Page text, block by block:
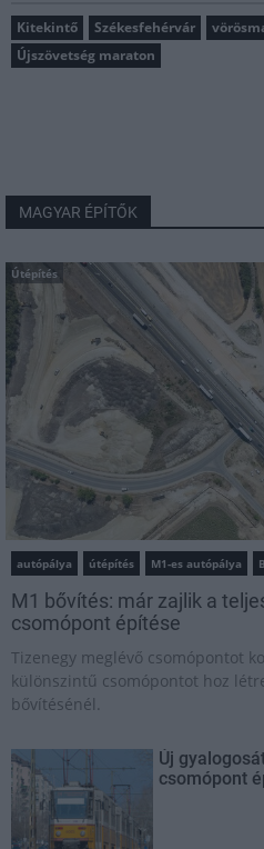
Kitekintő Székesfehérvár
Újszövetség maraton
MAGYAR ÉPÍTŐK
Útépítés
autópálya útépítés M1-es autópálya
M1 bővítés: már zajlik a
csomópont építése
Tizenegy meglévő csomópontot
különszintű csomópontot hoz
bővítésénél.
Új
csomópont